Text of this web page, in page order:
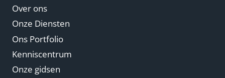
Over ons
Onze Diensten
Ons Portfolio
Kenniscentrum
Onze gidsen